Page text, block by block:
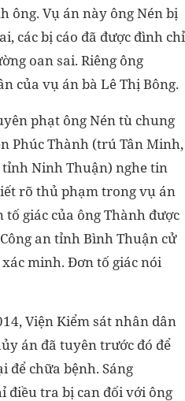
ông. Vụ án này ông Nén bị
các bị cáo đã được đình chỉ
oan sai. Riêng ông
của vụ án bà Lê Thị Bông.
phạt ông Nén tù chung
Phúc Thành (trú Tân Minh,
tỉnh Ninh Thuận) nghe tin
rõ thủ phạm trong vụ án
giác của ông Thành được
an tỉnh Bình Thuận cử
minh. Đơn tố giác nói
Viện Kiểm sát nhân dân
án đã tuyên trước đó để
để chữa bệnh. Sáng
điều tra bị can đối với ông